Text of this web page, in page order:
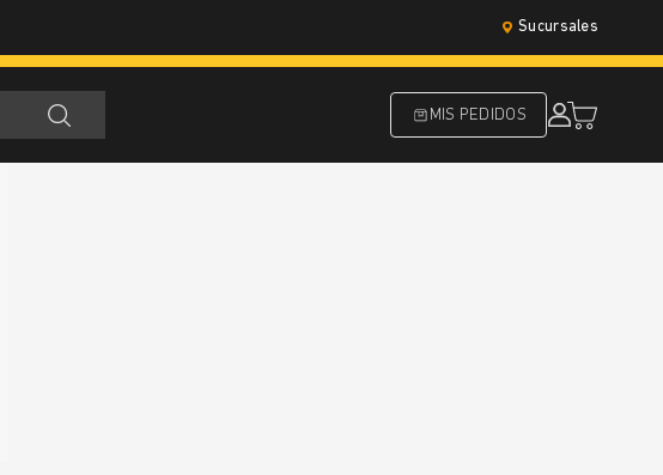
Sucursales
MIS PEDIDOS